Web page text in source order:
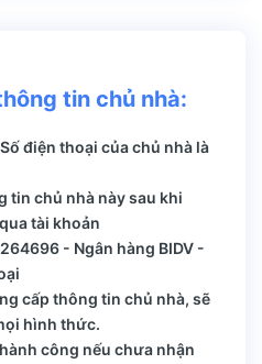
tin chủ nhà:
điện thoại của chủ nhà là
tin chủ nhà này sau khi
tài khoản
- Ngân hàng BIDV -
cấp thông tin chủ nhà, sẽ
hình thức.
công nếu chưa nhận